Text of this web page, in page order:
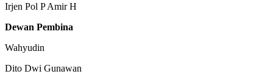
Irjen Pol P Amir H
Dewan Pembina
Wahyudin
Dito Dwi Gunawan